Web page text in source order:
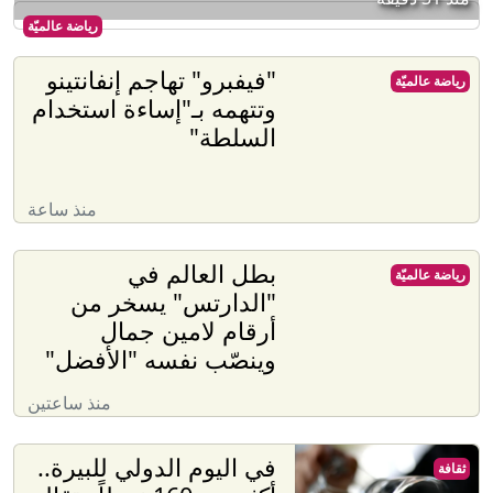
رياضة عالميّة
"فيفبرو" تهاجم إنفانتينو
وتتهمه بـ"إساءة استخدام
السلطة"
منذ ساعة
رياضة عالميّة
بطل العالم في
"الدارتس" يسخر من
أرقام لامين جمال
وينصّب نفسه "الأفضل"
منذ ساعتين
رياضة عالميّة
في اليوم الدولي للبيرة..
ثقافة